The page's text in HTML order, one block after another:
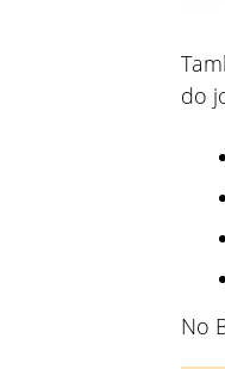
do
No